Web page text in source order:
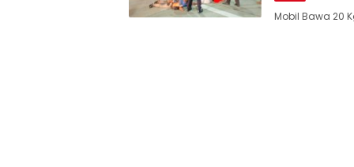
Mobil Bawa 20